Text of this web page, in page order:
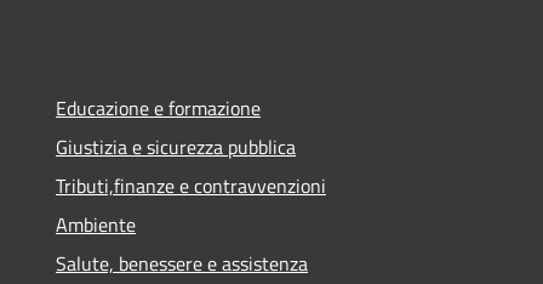
Educazione e formazione
Giustizia e sicurezza pubblica
Tributi,finanze e contravvenzioni
Ambiente
Salute, benessere e assistenza